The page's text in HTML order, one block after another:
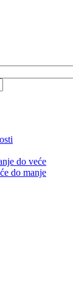
do veće
do manje